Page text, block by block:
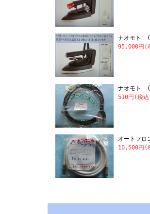
ナオモト (
95,000円(
ナオモト (
510円(税
オートフ
10,500円